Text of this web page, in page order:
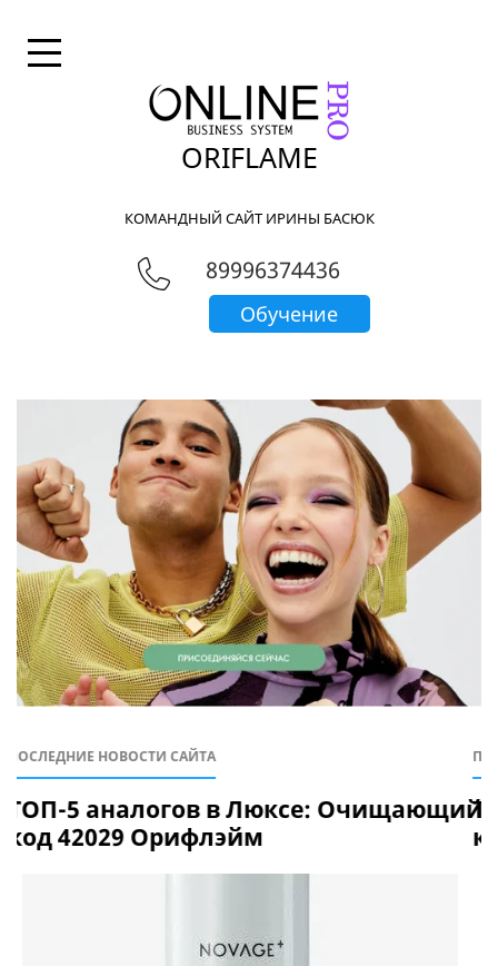
ORIFLAME
КОМАНДНЫЙ САЙТ ИРИНЫ БАСЮК
89996374436
Обучение
гель для лица
ПОСЛЕДНИЕ НОВОСТИ САЙТА
ТОП-5 аналогов в Люксе:
контура глаз и губ Novage+ Restore